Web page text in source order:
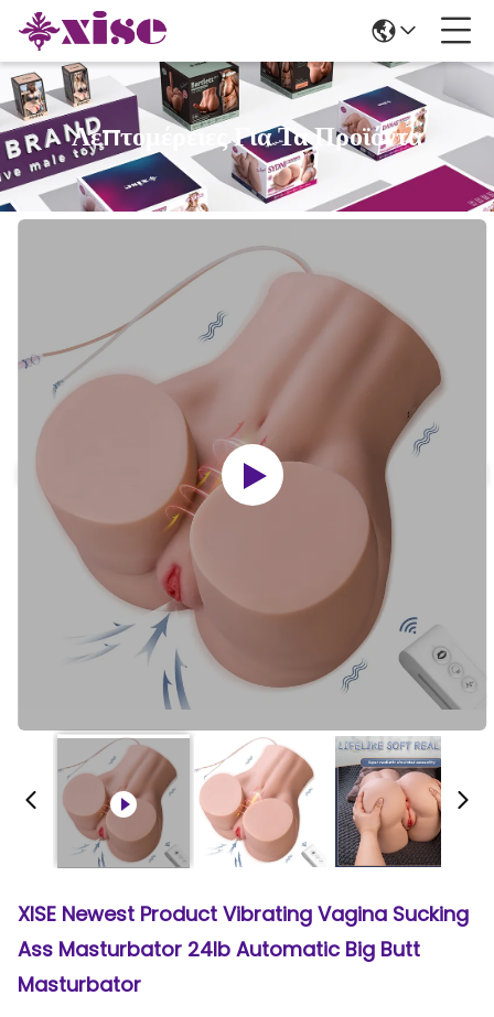
Λεπτομέρειες Για Τα Προϊόντα
XISE Newest Product Vibrating Vagina Sucking
Ass Masturbator 24lb Automatic Big Butt
Masturbator